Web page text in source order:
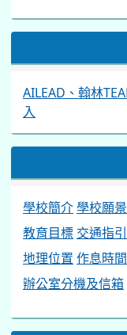
AILEAD、翰林
入
學校簡介學校願景
教育目標 交通指引
地理位置 作息時間
辦公室分機及信箱